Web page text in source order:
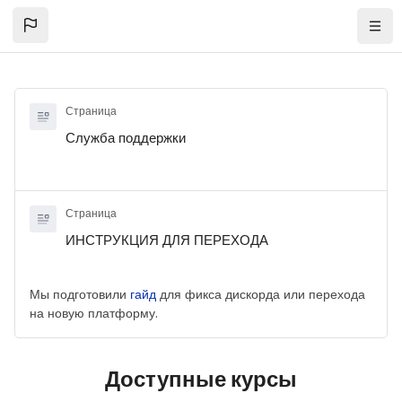
Страница
Служба поддержки
Страница
ИНСТРУКЦИЯ ДЛЯ ПЕРЕХОДА
Мы подготовили гайд для фикса дискорда или перехода
на новую платформу.
Доступные курсы